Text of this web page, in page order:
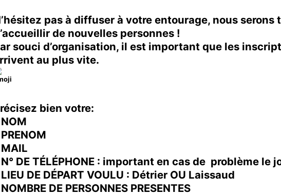
pas à diffuser à votre entourage, nous serons
de nouvelles personnes !
souci d’organisation, il est important que les
au plus vite.
bien votre:
N° DE TÉLÉPHONE : important en cas de problème le
DE DÉPART VOULU : Détrier OU Laissaud
DE PERSONNES PRESENTES